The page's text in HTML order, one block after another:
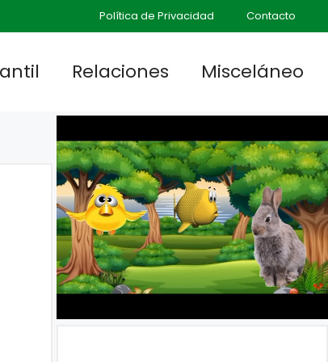
Política de Privacidad Contacto
Relaciones Misceláneo